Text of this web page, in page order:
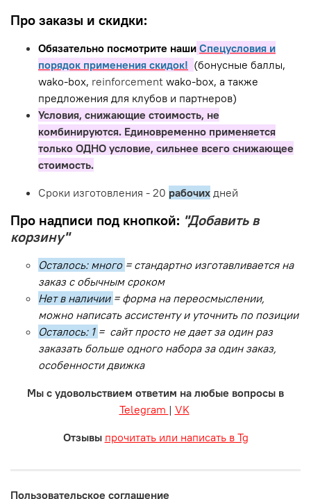
Про заказы и скидки:
Обязательно посмотрите наши Спецусловия и
порядок применения скидок! (бонусные баллы,
wako-box, reinforcement wako-box, а также
предложения для клубов и партнеров)
Условия, снижающие стоимость, не
комбинируются. Единовременно применяется
только ОДНО условие, сильнее всего снижающее
стоимость.
Сроки изготовления - 20 рабочих дней
Про надписи под кнопкой: "Добавить в
корзину"
Осталось: много = стандартно изготавливается на
заказ с обычным сроком
Нет в наличии = форма на переосмыслении,
можно написать ассистенту и уточнить по позиции
Осталось: 1 = сайт просто не дает за один раз
заказать больше одного набора за один заказ,
особенности движка
Мы с удовольствием ответим на любые вопросы в
Telegram | VK
Отзывы прочитать или написать в Tg
Пользовательское соглашение